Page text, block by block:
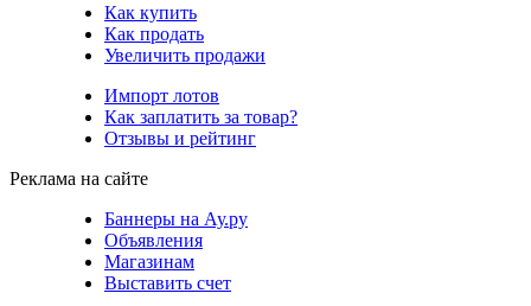
Как купить
Как продать
Увеличить продажи
Импорт лотов
Как заплатить за товар?
Отзывы и рейтинг
Реклама на сайте
Баннеры на Ау.ру
Объявления
Магазинам
Выставить счет